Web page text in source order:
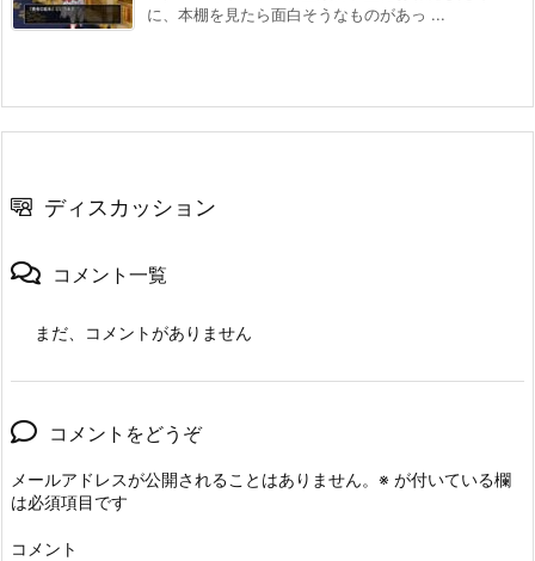
に、本棚を見たら面白そうなものがあっ ...
ディスカッション
コメント一覧
まだ、コメントがありません
コメントをどうぞ
メールアドレスが公開されることはありません。 ※ が付いている欄
は必須項目です
コメント